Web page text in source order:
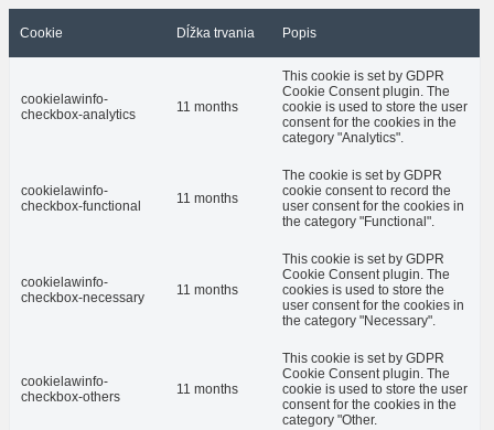
Cookie Dĺžka trvania Popis
cookielawinfo-
checkbox-analytics
11 months
This cookie is set by GDPR
Cookie Consent plugin. The
cookie is used to store the user
consent for the cookies in the
category "Analytics".
cookielawinfo-
checkbox-functional
11 months
The cookie is set by GDPR
cookie consent to record the
user consent for the cookies in
the category "Functional".
cookielawinfo-
checkbox-necessary
11 months
This cookie is set by GDPR
Cookie Consent plugin. The
cookies is used to store the
user consent for the cookies in
the category "Necessary".
cookielawinfo-
checkbox-others
11 months
This cookie is set by GDPR
Cookie Consent plugin. The
cookie is used to store the user
consent for the cookies in the
category "Other.